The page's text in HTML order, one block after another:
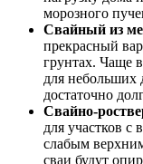
морозного
Свайный из
прекрасный
грунтах. Чаще
для небольших
достаточно
Свайно-
для участков
слабым
сваи будут